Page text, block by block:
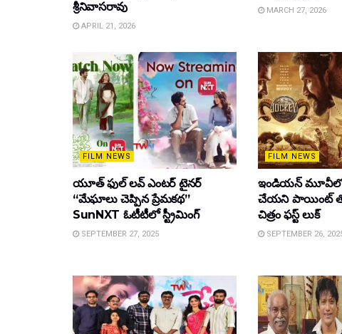
శ్రీనివాసరావు
APRIL 21, 2026
MARCH 27, 2026
FILM NEWS
యూత్ ఫుల్ లవ్ ఎంటర్ టైనర్
“మేఘాలు చెప్పిన ప్రేమకథ”
SunNXT ఓటీటీలో స్ట్రీమింగ్
SEPTEMBER 27, 2025
FILM NEWS
ఇండియన్ మూవీలో
చేయని పాయింట్ తో
చిత్రం ఫస్ట్ లుక్
SEPTEMBER 26,